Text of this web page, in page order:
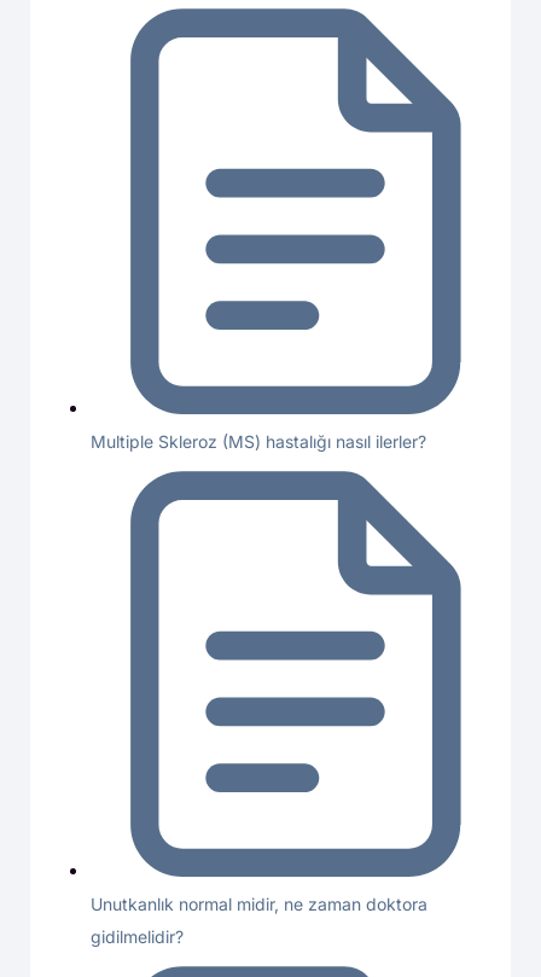
Multiple Skleroz (MS) hastalığı nasıl ilerler?
Unutkanlık normal midir, ne zaman doktora
gidilmelidir?